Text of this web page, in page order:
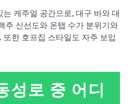
캐주얼 공간으로, 대구 바와 대
주 신선도와 온탭 수가 분위기와
한 호프집 스타일도 자주 보입
성로 중 어디